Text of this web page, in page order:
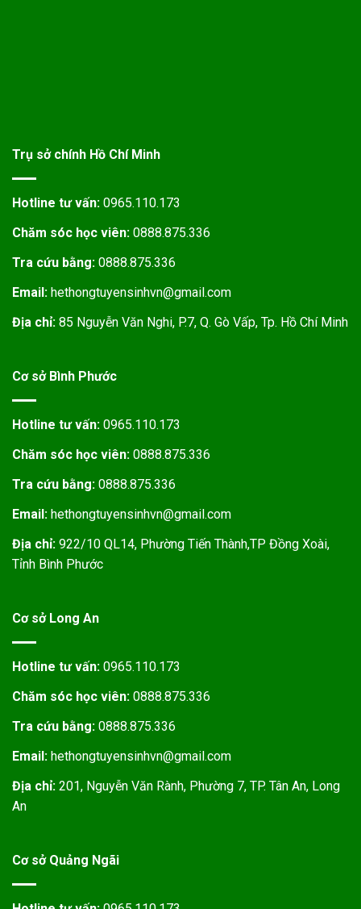
Trụ sở chính Hồ Chí Minh
Hotline tư vấn: 0965.110.173
Chăm sóc học viên: 0888.875.336
Tra cứu bằng: 0888.875.336
Email: hethongtuyensinhvn@gmail.com
Địa chỉ: 85 Nguyễn Văn Nghi, P.7, Q. Gò Vấp, Tp. Hồ Chí Minh
Cơ sở Bình Phước
Hotline tư vấn: 0965.110.173
Chăm sóc học viên: 0888.875.336
Tra cứu bằng: 0888.875.336
Email: hethongtuyensinhvn@gmail.com
Địa chỉ: 922/10 QL14, Phường Tiến Thành,TP Đồng Xoài,
Tỉnh Bình Phước
Cơ sở Long An
Hotline tư vấn: 0965.110.173
Chăm sóc học viên: 0888.875.336
Tra cứu bằng: 0888.875.336
Email: hethongtuyensinhvn@gmail.com
Địa chỉ: 201, Nguyễn Văn Rành, Phường 7, TP. Tân An, Long
An
Cơ sở Quảng Ngãi